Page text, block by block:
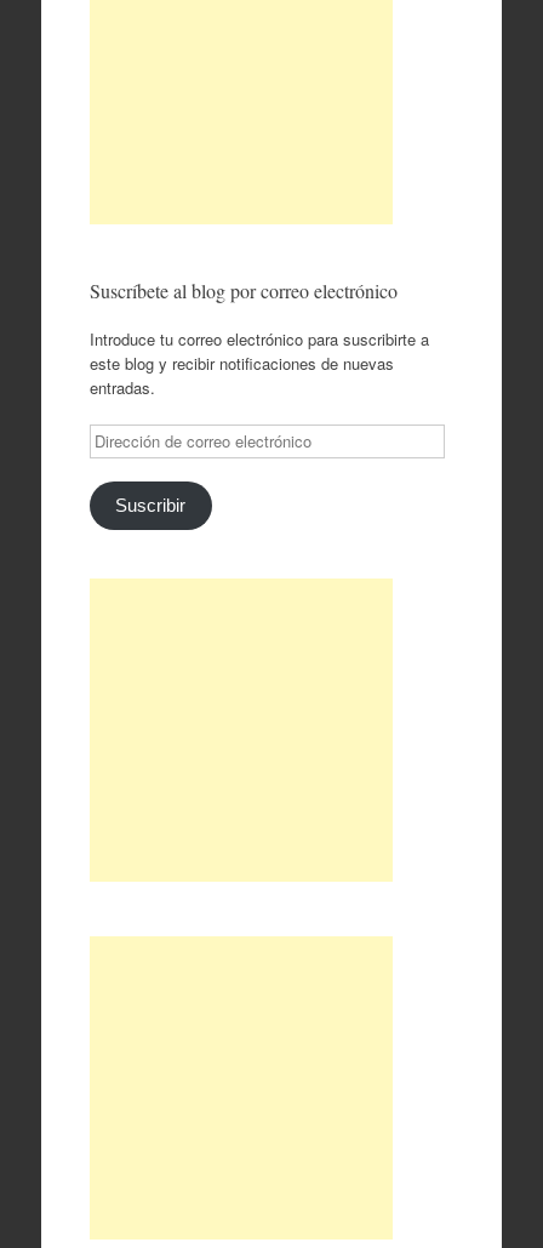
Suscríbete al blog por correo electrónico
Introduce tu correo electrónico para suscribirte a
este blog y recibir notificaciones de nuevas
entradas.
Dirección
de
correo
electrónico
Suscribir